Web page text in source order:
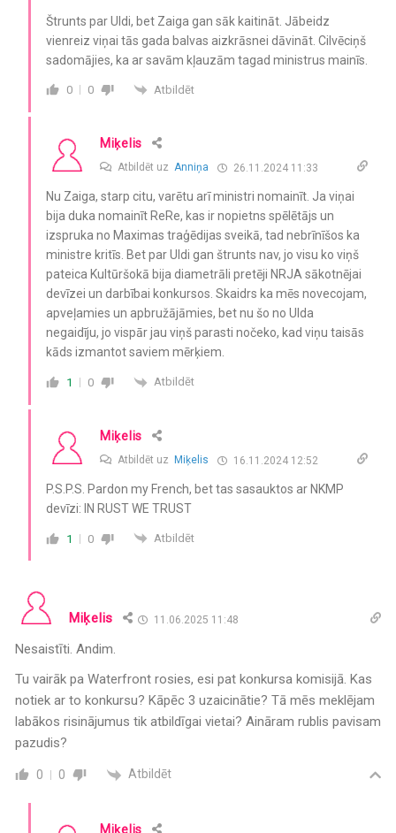
Štrunts par Uldi, bet Zaiga gan sāk kaitināt. Jābeidz
vienreiz viņai tās gada balvas aizkrāsnei dāvināt. Cilvēciņš
sadomājies, ka ar savām kļauzām tagad ministrus mainīs.
0 0 Atbildēt
Miķelis
Atbildēt uz Anniņa 26.11.2024 11:33
Nu Zaiga, starp citu, varētu arī ministri nomainīt. Ja viņai
bija duka nomainīt ReRe, kas ir nopietns spēlētājs un
izspruka no Maximas traģēdijas sveikā, tad nebrīnīšos ka
ministre kritīs. Bet par Uldi gan štrunts nav, jo visu ko viņš
pateica Kultūršokā bija diametrāli pretēji NRJA sākotnējai
devīzei un darbībai konkursos. Skaidrs ka mēs novecojam,
apveļamies un apbružājāmies, bet nu šo no Ulda
negaidīju, jo vispār jau viņš parasti nočeko, kad viņu taisās
kāds izmantot saviem mērķiem.
1 0 Atbildēt
Miķelis
Atbildēt uz Miķelis 16.11.2024 12:52
P.S.P.S. Pardon my French, bet tas sasauktos ar NKMP
devīzi: IN RUST WE TRUST
1 0 Atbildēt
Miķelis 11.06.2025 11:48
Nesaistīti. Andim.
Tu vairāk pa Waterfront rosies, esi pat konkursa komisijā. Kas
notiek ar to konkursu? Kāpēc 3 uzaicinātie? Tā mēs meklējam
labākos risinājumus tik atbildīgai vietai? Aināram rublis pavisam
pazudis?
0 0 Atbildēt
Miķelis